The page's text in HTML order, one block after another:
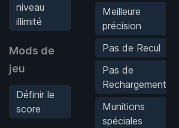
niveau
illimité
Mods de
jeu
Définir le
score
Meilleure
précision
Pas de Recul
Pas de
Rechargement
Munitions
spéciales